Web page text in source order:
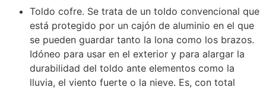
Toldo cofre. Se trata de un toldo convencional que
está protegido por un cajón de aluminio en el que
se pueden guardar tanto la lona como los brazos.
Idóneo para usar en el exterior y para alargar la
durabilidad del toldo ante elementos como la
lluvia, el viento fuerte o la nieve. Es, con total